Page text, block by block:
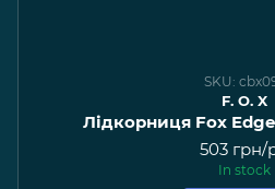
SKU:
F. O. X
Лідкорниця Fox
503 грн/
In stock